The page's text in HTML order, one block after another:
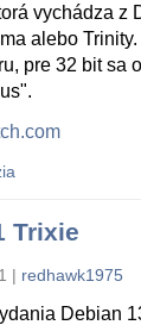
vychádza z
alebo
pre 32 bit sa
Trixie
| redhawk1975
Debian